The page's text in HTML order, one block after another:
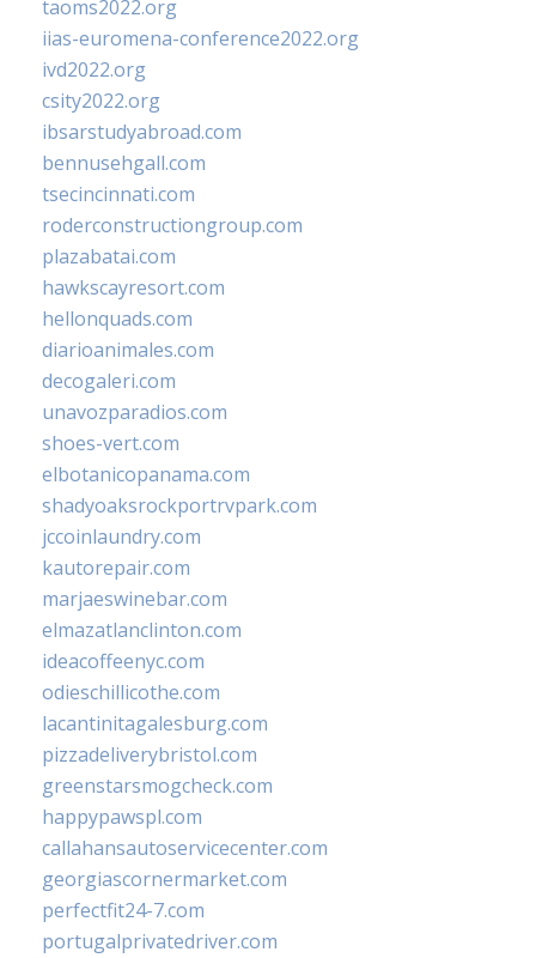
taoms2022.org
iias-euromena-conference2022.org
ivd2022.org
csity2022.org
ibsarstudyabroad.com
bennusehgall.com
tsecincinnati.com
roderconstructiongroup.com
plazabatai.com
hawkscayresort.com
hellonquads.com
diarioanimales.com
decogaleri.com
unavozparadios.com
shoes-vert.com
elbotanicopanama.com
shadyoaksrockportrvpark.com
jccoinlaundry.com
kautorepair.com
marjaeswinebar.com
elmazatlanclinton.com
ideacoffeenyc.com
odieschillicothe.com
lacantinitagalesburg.com
pizzadeliverybristol.com
greenstarsmogcheck.com
happypawspl.com
callahansautoservicecenter.com
georgiascornermarket.com
perfectfit24-7.com
portugalprivatedriver.com